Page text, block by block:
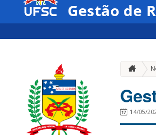
Gestão de
14/05/